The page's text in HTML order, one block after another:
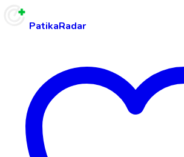
PatikaRadar